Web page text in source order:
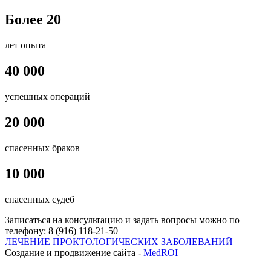
Более 20
лет опыта
40 000
успешных операций
20 000
спасенных браков
10 000
спасенных судеб
Записаться на консультацию и задать вопросы можно по
телефону: 8 (916) 118-21-50
ЛЕЧЕНИЕ ПРОКТОЛОГИЧЕСКИХ ЗАБОЛЕВАНИЙ
Создание и продвижение сайта - MedROI